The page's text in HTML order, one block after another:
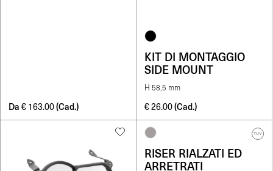
Da € 163.00 (Cad.)
KIT DI MONTAGGIO
SIDE MOUNT
H 58,5 mm
€26.00 (Cad.)
TUV
RISER RIALZATI ED
ARRETRATI